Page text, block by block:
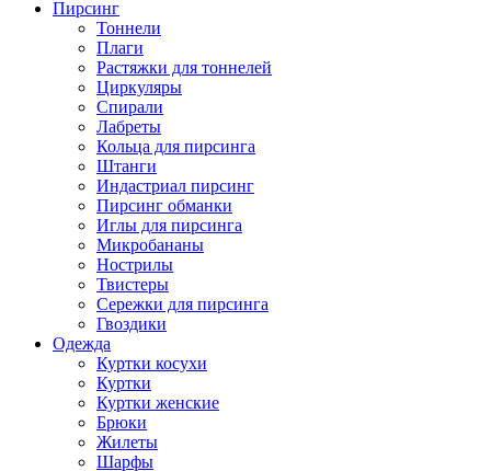
Пирсинг
Тоннели
Плаги
Растяжки для тоннелей
Циркуляры
Спирали
Лабреты
Кольца для пирсинга
Штанги
Индастриал пирсинг
Пирсинг обманки
Иглы для пирсинга
Микробананы
Нострилы
Твистеры
Сережки для пирсинга
Гвоздики
Одежда
Куртки косухи
Куртки
Куртки женские
Брюки
Жилеты
Шарфы